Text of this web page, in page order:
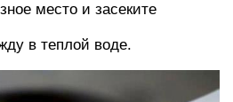
место и засеките
в теплой воде.